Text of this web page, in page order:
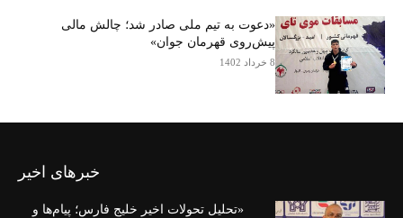
«دعوت به تیم ملی صادر شد؛ چالش مالی
پیش‌روی قهرمان جوان»
8 خرداد 1402
خبرهای اخیر
«تحلیل تحولات اخیر خلیج فارس؛ پیام‌ها و